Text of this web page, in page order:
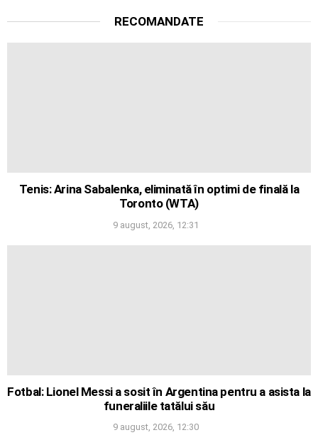
RECOMANDATE
Tenis: Arina Sabalenka, eliminată în optimi de finală la
Toronto (WTA)
9 august, 2026, 12:31
Fotbal: Lionel Messi a sosit în Argentina pentru a asista la
funeraliile tatălui său
9 august, 2026, 12:30